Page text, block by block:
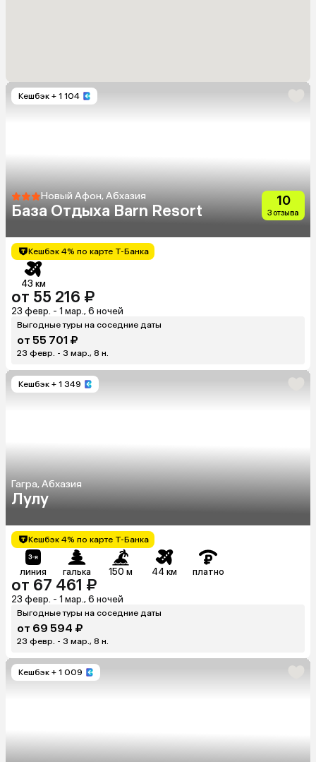
Кешбэк + 1 104
Новый Афон, Абхазия
База Отдыха Barn Resort
10
3 отзыва
Кешбэк 4% по карте Т-Банка
43 км
от 55 216 ₽
23 февр. - 1 мар., 6 ночей
Выгодные туры на соседние даты
от 55 701 ₽
23 февр. - 3 мар., 8 н.
Кешбэк + 1 349
Гагра, Абхазия
Лулу
Кешбэк 4% по карте Т-Банка
линия галька 150 м 44 км платно
от 67 461 ₽
23 февр. - 1 мар., 6 ночей
Выгодные туры на соседние даты
от 69 594 ₽
23 февр. - 3 мар., 8 н.
Кешбэк + 1 009